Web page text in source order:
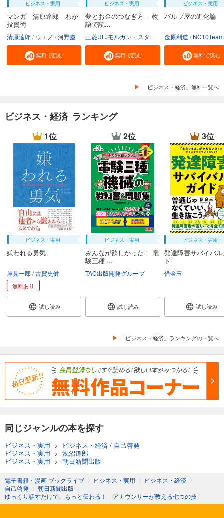
ビジネス・実用
マンガ 清原達郎 わが
投資術
清原達郎 ウエノ 河野慶
無料で読む
ビジネス・実用
夢とお金のつなぎ方 ─ 物
語で読...
三菱UFJモルガン・スタンレー証券株式会社
無料で読む
ビジネス・実用
バルブ屋の進化論
金原利道 NC10Team
無料で読む
「ビジネス・経済」無料一覧へ
ビジネス・経済 ランキング
1位
ビジネス・実用
嫌われる勇気
岸見一郎 古賀史健
無料あり
試し読み
2位
ビジネス・実用
みんなが欲しかった！ 電
験三種 ...
TAC出版開発グループ
試し読み
3位
ビジネス・実用
発達障害サバイバ
ド
借金玉
試し読み
「ビジネス・経済」ランキングの一覧へ
同じジャンルの本を探す
ビジネス・実用 > ビジネス・経済 / 自己啓発
ビジネス・実用 > 浅沼道郎
ビジネス・実用 > 朝日新聞出版
電子書籍・漫画 ブックライブ 〉 ビジネス・実用 〉 ビジネス・経済 〉
自己啓発 〉 朝日新聞出版 〉
ゆっくり話すだけで、もっと伝わる！ アナウンサーが教える七つの技